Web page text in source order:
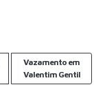
Vazamento em
Valentim Gentil